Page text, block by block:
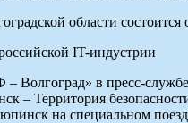
области состоится
Волгоград» в пресс-
– Территория
на специальном